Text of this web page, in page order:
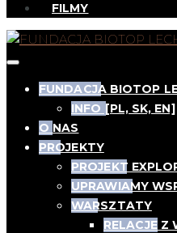
FILMY
FUNDACJA BIOTOP
INFO [PL, SK, EN]
O NAS
PROJEKTY
PROJEKT
UPRAWIAMY
WARSZTATY
RELACJE Z